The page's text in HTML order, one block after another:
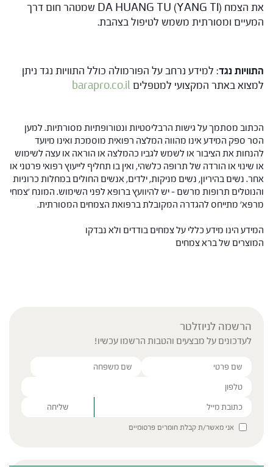
את הצמח (DA HUANG TU (YANG TI שמטהר חום דרך
המעיים ומסורתית משמש לטיפול בצהבת.
התוויות נגד: למידע נרחב על הפורמולה כולל התוויות נגד ניתן
למצוא באתר המקצועי למטפליםbarapro.co.il
הכתוב מסתמך על גישות הרבליסטיות ונטורופתיות מסורתיות. למען
הסר ספק המידע אינו מהווה המלצה רפואית מוסמכת ואינו מיועד
להנחות את הציבור או לשמש לגביו כהמלצה או הוראה או עצה לשימוש
או שינוי או הורדה של תרופה כלשהי, ואין בו תחליף לייעוץ רפואי פרטני או
אחר. נשים בהיריון, נשים מניקות, ילדים, אנשים החולים במחלות כרוניות
והנוטלים תרופות מרשם – יש להיוועץ ברופא לפני השימוש. המונח 'צמחי
מרפא' מתייחס להגדרה המקובלת ברפואת הצמחים המסורתית.
המידע הינו מידע כללי על צמחים בודדים ולא נבדקו
המוצרים של ברא צמחים
הרשמה לניוזלטר
לעדכונים על מבצעים והטבות הרשמו עכשיו!
Please leave this field empty.
אני מאשר/ת קבלת חומרים פרסומיים